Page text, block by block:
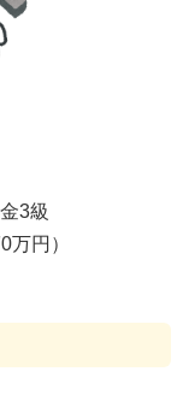
3級
円）